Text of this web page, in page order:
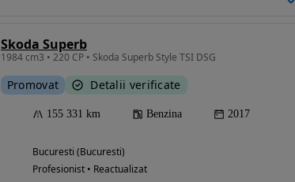
Skoda Superb
1984 cm3 • 220 CP • Skoda Superb Style TSI DSG
Promovat Detalii verificate
155 331 km Benzina 2017
Bucuresti (Bucuresti)
Profesionist • Reactualizat